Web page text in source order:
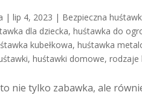
|lip 4, 2023 | Bezpieczna
dla dziecka,huśtawka do
kubełkowa,huśtawka
,huśtawki domowe,rodzaje
nie tylko zabawka, ale